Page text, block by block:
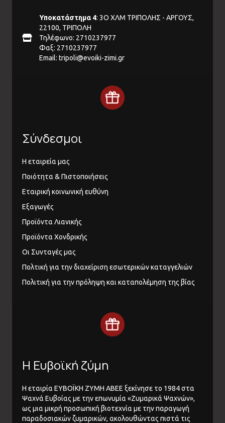
Υποκατάστημα 4: 3Ο ΧΛΜ ΤΡΙΠΟΛΗΣ - ΑΡΓΟΥΣ,
22100, ΤΡΙΠΟΛΗ
Τηλέφωνο: 2710237977
Φαξ: 2710237977
Email: tripoli@evoiki-zimi.gr
Σύνδεσμοι
Η εταιρεία μας
Ποιότητα & Πιστοποιήσεις
Εταιρική κοινωνική ευθύνη
Εξαγωγές
Προϊόντα Λιανικής
Προϊόντα Χονδρικής
Οι Συνταγές μας
Πολτική για την διαχείριση εσωτερικών καταγγελιών
Πολιτική για την πρόληψη και καταπολέμηση της βίας
Η Ευβοϊκή ζύμη
Η εταιρία ΕΥΒΟΪΚΗ ΖΥΜΗ ΑΒΕΕ ξεκίνησε το 1984 στα
Ψαχνά Ευβοίας με την επωνυμία «Ζυμαρικά Ψαχνών»,
ως μια μικρή προσωπική βιοτεχνία με την παραγωγή
παραδοσιακών ζυμαρικών, ακολουθώντας πιστά τις